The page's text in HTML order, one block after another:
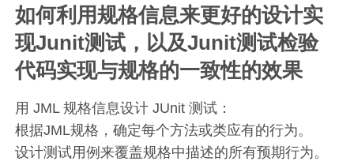
如何利用规格信息来更好的设计实
现Junit测试，以及Junit测试检验
代码实现与规格的一致性的效果
用 JML 规格信息设计 JUnit 测试：
根据JML规格，确定每个方法或类应有的行为。
设计测试用例来覆盖规格中描述的所有预期行为。